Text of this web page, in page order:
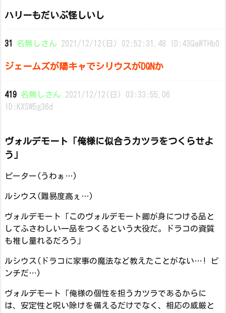
ハリーもだいぶ怪しいし
31 名無しさん 2021/12/12(日) 02:52:31.48 ID:43QaWTHb0
ジェームズが陽キャでシリウスがDQNか
419 名無しさん 2021/12/12(日) 03:33:55.06
ID:KXSW5g36d
ヴォルデモート「俺様に似合うカツラをつくらせよ
う」
ピーター(うわぁ…)
ルシウス(難易度高ぇ…)
ヴォルデモート「このヴォルデモート卿が身につける品と
してふさわしい一品をつくるという大役だ。ドラコの資質
も推し量れるだろう」
ルシウス(ドラコに家事の魔法など教えたことがない…! ピ
ンチだ…)
ヴォルデモート「俺様の個性を担うカツラであるからに
は、安定性と呪い除けを備えるだけでなく、相応の威厳と